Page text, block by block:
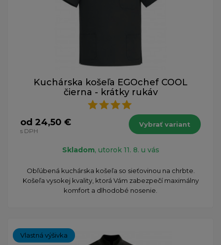
Kuchárska košeľa EGOchef COOL
čierna - krátky rukáv
od 24,50 €
s DPH
Vybrať variant
Skladom, utorok 11. 8. u vás
Obľúbená kuchárska košeľa so sieťovinou na chrbte.
Košeľa vysokej kvality, ktorá Vám zabezpečí maximálny
komfort a dlhodobé nosenie.
Vlastná výšivka